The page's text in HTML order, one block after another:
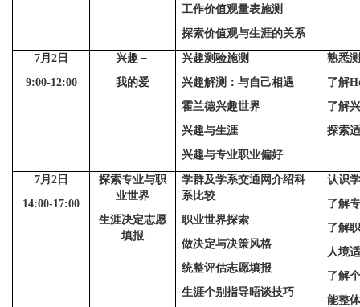
工作价值观量表施测
探索价值观与生涯的关系
7月 2日
9:00-12:00
兴趣－
我的爱
兴趣测验施测
兴趣解测：与自己相遇
霍兰德兴趣世界
兴趣与生涯
兴趣与专业职业偏好
熟悉
了解
了解
探索
7月 2日
14:00-17:00
探索专业与职
业世界
生涯决定志愿
填报
学群及学系交通网介绍科
系比较
职业世界探索
做决定与决策风格
统整评估志愿填报
生涯个别指导晤谈技巧
认识
了解
了解
人境
了解
能整